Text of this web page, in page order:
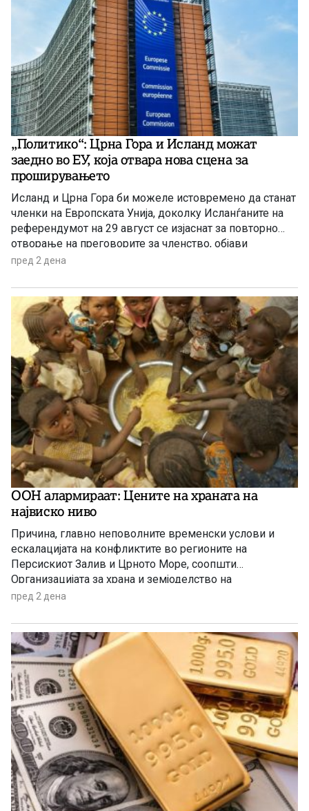
„Политико“: Црна Гора и Исланд можат
заедно во ЕУ, која отвара нова сцена за
проширувањето
Исланд и Црна Гора би можеле истовремено да станат
членки на Европската Унија, доколку Исланѓаните на
референдумот на 29 август се изјаснат за повторно
отворање на преговорите за членство, објави
„Политико“, повикувајќи се на европски претставници
пред 2 дена
ООН алармираат: Цените на храната на
највиско ниво
Причина, главно неповолните временски услови и
ескалацијата на конфликтите во регионите на
Персискиот Залив и Црното Море, соопшти
Организацијата за храна и земјоделство на
Обединетите нации (ФАО).
пред 2 дена